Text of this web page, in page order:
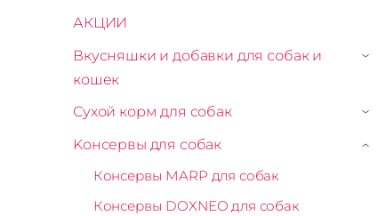
АКЦИИ
Вкусняшки и добавки для собак и
кошек
›
Сухой корм для собак ›
Kонсервы для собак
Консервы MARP для собак
Консервы DOXNEO для собак
›